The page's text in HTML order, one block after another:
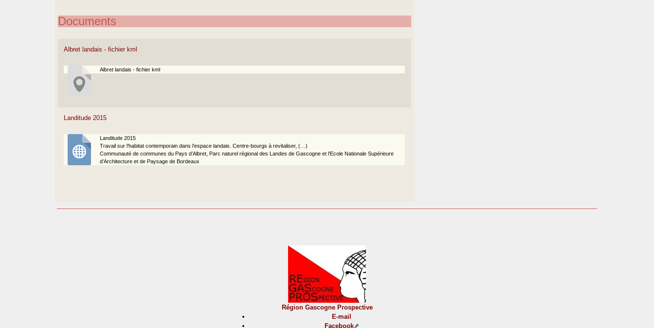
Documents
Albret landais - fichier kml
Albret landais - fichier kml
Landitude 2015
Landitude 2015
Travail sur l’habitat contemporain dans l’espace landais. Centre-bourgs à revitaliser, (…)
Communauté de communes du Pays d’Albret, Parc naturel régional des Landes de Gascogne et l’Ecole Nationale Supérieure
d’Architecture et de Paysage de Bordeaux
Région Gascogne Prospective
E-mail
Facebook